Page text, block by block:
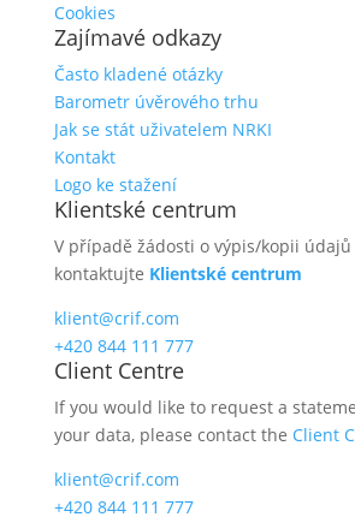
Cookies
Zajímavé odkazy
Často kladené otázky
Barometr úvěrového trhu
Jak se stát uživatelem NRKI
Kontakt
Logo ke stažení
Klientské centrum
V případě žádosti o výpis/kopii údajů
kontaktujte Klientské centrum
klient@crif.com
+420 844 111 777
Client Centre
If you would like to request a
your data, please contact the Client
klient@crif.com
+420 844 111 777